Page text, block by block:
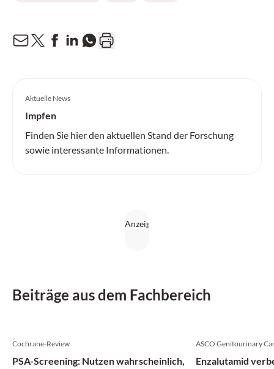
Aktuelle News
Impfen
Finden Sie hier den aktuellen Stand der Forschung
sowie interessante Informationen.
Beiträge aus dem Fachbereich
Cochrane-Review
PSA-Screening: Nutzen wahrscheinlich,
ASCO Genitourinary
Enzalutamid